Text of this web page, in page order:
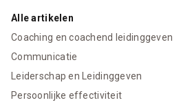
Alle artikelen
Coaching en coachend leidinggeven
Communicatie
Leiderschap en Leidinggeven
Persoonlijke effectiviteit